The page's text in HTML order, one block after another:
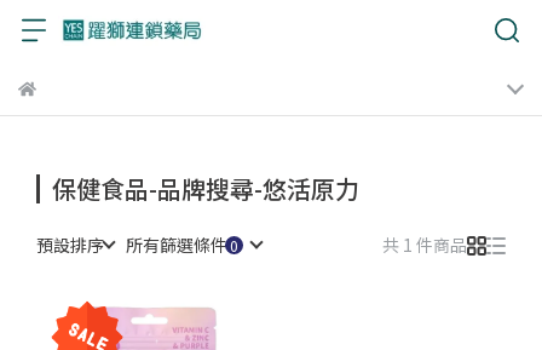
保健食品-品牌搜尋-悠活原力
預設排序 所有篩選條件 共 1 件商品